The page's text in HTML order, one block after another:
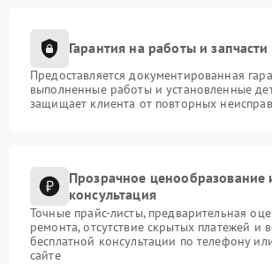
Гарантия на работы и запчасти
Предоставляется документированная
выполненные работы и установленные
защищает клиента от повторных
Прозрачное ценообразование
консультация
Точные прайс-листы, предварительная
ремонта, отсутствие скрытых платежей и
бесплатной консультации по телефону
сайте